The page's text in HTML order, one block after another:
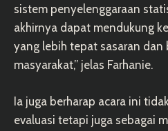
sistem penyelenggaraan
akhirnya dapat mendukung
yang lebih tepat sasaran dan
masyarakat,” jelas Farhanie.
Ia juga berharap acara ini
evaluasi tetapi juga sebagai